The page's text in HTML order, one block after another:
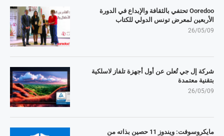
Ooredoo تحتفي بالثقافة والإبداع في الدورة
الأربعين لمعرض تونس الدولي للكتاب
26/05/09
شركة إل جي تُعلن عن أول أجهزة تلفاز لاسلكية
بتقنية معتمدة
26/05/09
مايكروسوفت: ويندوز 11 حصين بذاته من